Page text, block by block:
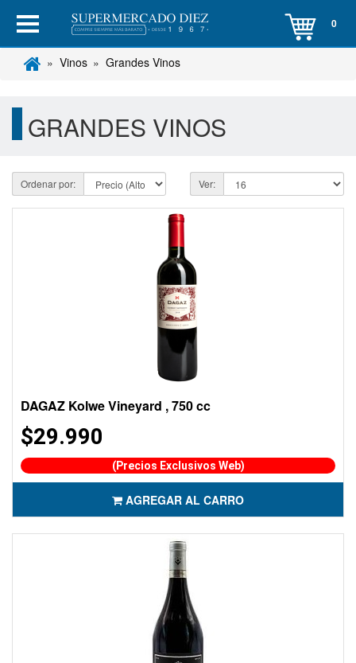
0
Vinos Grandes Vinos
GRANDES VINOS
Ordenar por: Ver:
DAGAZ Kolwe Vineyard , 750 cc
$29.990
(Precios Exclusivos Web)
AGREGAR AL CARRO